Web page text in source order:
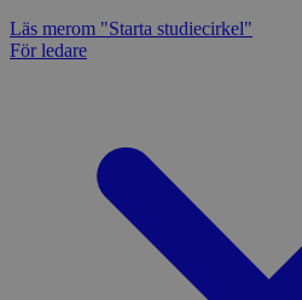
Läs merom "Starta studiecirkel"
För ledare